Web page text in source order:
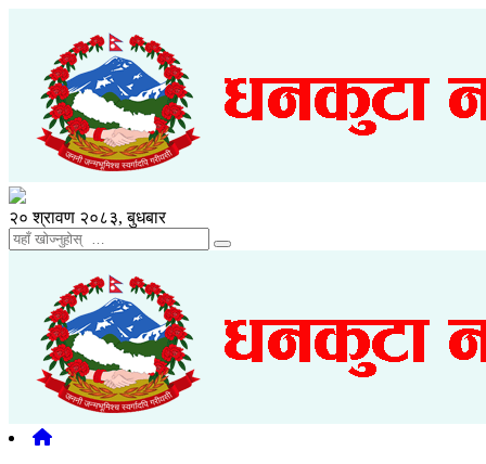
२० श्रावण २०८३, बुधबार